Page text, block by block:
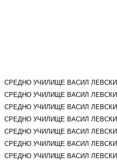
СРЕДНО УЧИЛИЩЕ ВАСИЛ ЛЕВСКИ
СРЕДНО УЧИЛИЩЕ ВАСИЛ ЛЕВСКИ
СРЕДНО УЧИЛИЩЕ ВАСИЛ ЛЕВСКИ
СРЕДНО УЧИЛИЩЕ ВАСИЛ ЛЕВСКИ
СРЕДНО УЧИЛИЩЕ ВАСИЛ ЛЕВСКИ
СРЕДНО УЧИЛИЩЕ ВАСИЛ ЛЕВСКИ
СРЕДНО УЧИЛИЩЕ ВАСИЛ ЛЕВСКИ